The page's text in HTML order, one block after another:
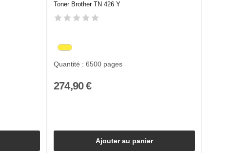
Toner Brother TN 426 Y
Quantité : 6500 pages
274,90 €
Ajouter au panier